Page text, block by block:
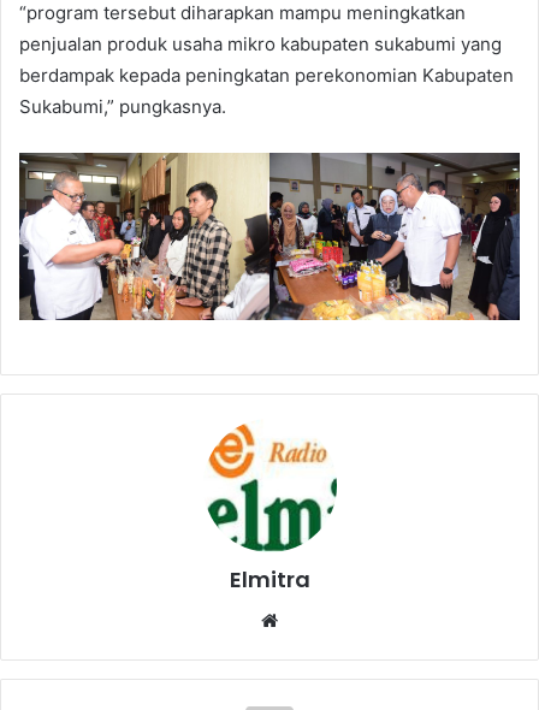
“program tersebut diharapkan mampu meningkatkan
penjualan produk usaha mikro kabupaten sukabumi yang
berdampak kepada peningkatan perekonomian Kabupaten
Sukabumi,” pungkasnya.
Elmitra
Website